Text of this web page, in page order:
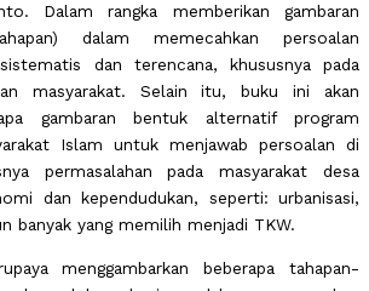
Dalam rangka memberikan gambaran
dalam memecahkan persoalan
dan terencana, khususnya pada
masyarakat. Selain itu, buku ini akan
gambaran bentuk alternatif program
Islam untuk menjawab persoalan di
permasalahan pada masyarakat desa
dan kependudukan, seperti: urbanisasi,
banyak yang memilih menjadi TKW.
menggambarkan beberapa tahapan-